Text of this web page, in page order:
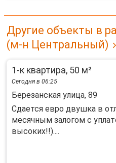
Другие объекты в
(м-н Центральный)
1-к квартира, 50 м²
Сегодня в 06:25
Березанская улица, 89
Сдается евро двушка в
месячным залогом с
высоких!!)....